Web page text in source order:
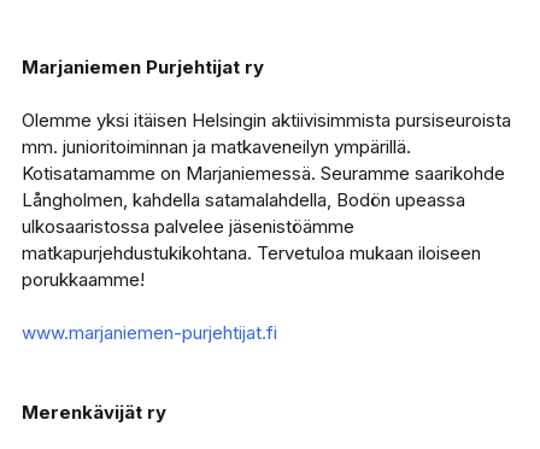
Marjaniemen Purjehtijat ry
Olemme yksi itäisen Helsingin aktiivisimmista pursiseuroista
mm. junioritoiminnan ja matkaveneilyn ympärillä.
Kotisatamamme on Marjaniemessä. Seuramme saarikohde
Långholmen, kahdella satamalahdella, Bodön upeassa
ulkosaaristossa palvelee jäsenistöämme
matkapurjehdustukikohtana. Tervetuloa mukaan iloiseen
porukkaamme!
www.marjaniemen-purjehtijat.fi
Merenkävijät ry